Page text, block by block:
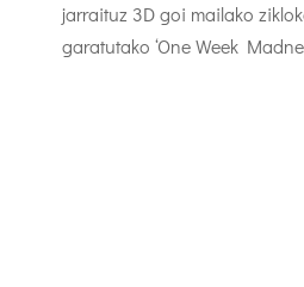
jarraituz 3D goi mailako
garatutako ‘One Week